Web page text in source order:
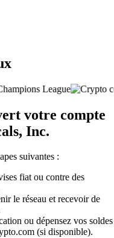
votre compte
Inc.
suivantes :
fiat ou contre des
le réseau et recevoir de
ou dépensez vos soldes
(si disponible).